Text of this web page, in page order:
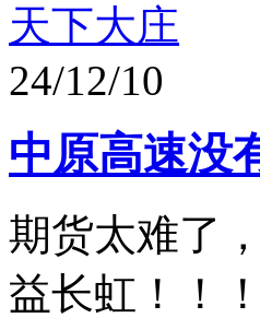
天下大庄
24/12/10
中原高速没
期货太难了
益长虹！！！